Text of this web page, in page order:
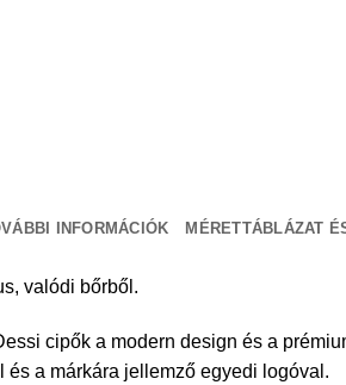
INFORMÁCIÓK MÉRETTÁBLÁZAT
valódi bőrből.
cipők a modern design és a
és a márkára jellemző egyedi logóval.